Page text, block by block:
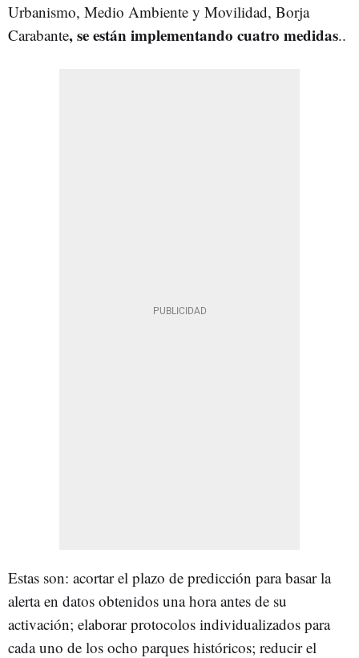
Urbanismo, Medio Ambiente y Movilidad, Borja
Carabante, se están implementando cuatro medidas..
Estas son: acortar el plazo de predicción para basar la
alerta en datos obtenidos una hora antes de su
activación; elaborar protocolos individualizados para
cada uno de los ocho parques históricos; reducir el